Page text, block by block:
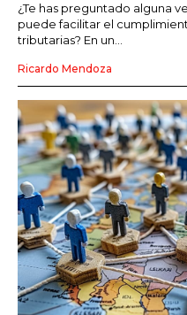
¿Te has preguntado alguna
puede facilitar el
tributarias? En un...
Ricardo Mendoza